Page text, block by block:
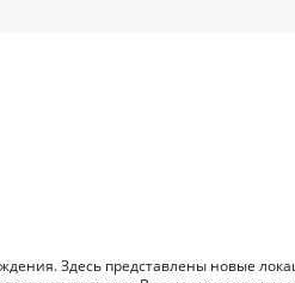
Здесь представлены новые